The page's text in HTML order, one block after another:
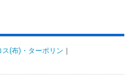
ス(布)・ターポリン